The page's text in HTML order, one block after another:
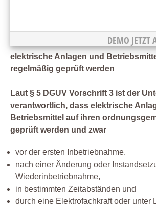
DEMO JETZT
elektrische Anlagen und
regelmäßig geprüft werden
Laut § 5 DGUV Vorschrift 3 ist der
verantwortlich, dass elektrische
Betriebsmittel auf ihren
geprüft werden und zwar
vor der ersten Inbetriebnahme.
nach einer Änderung oder
Wiederinbetriebnahme,
in bestimmten Zeitabständen und
durch eine Elektrofachkraft oder unter